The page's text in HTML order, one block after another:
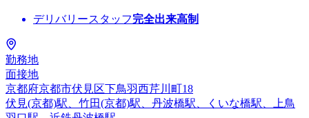
デリバリースタッフ完全出来高制
勤務地
面接地
京都府京都市伏見区下鳥羽西芹川町18
伏見(京都)駅、竹田(京都)駅、丹波橋駅、くいな橋駅、上鳥